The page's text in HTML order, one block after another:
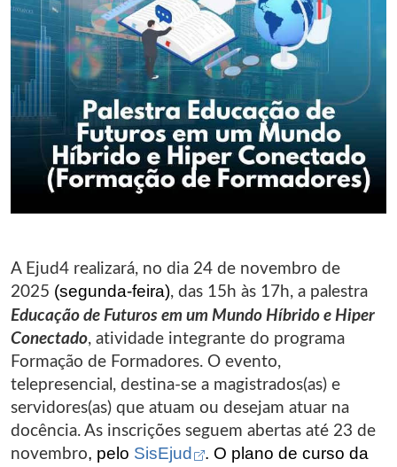
A Ejud4 realizará, no dia 24 de novembro de
2025 (segunda-feira), das 15h às 17h, a palestra
Educação de Futuros em um Mundo Híbrido e Hiper
Conectado, atividade integrante do programa
Formação de Formadores. O evento,
telepresencial, destina-se a magistrados(as) e
servidores(as) que atuam ou desejam atuar na
docência. As inscrições seguem abertas até 23 de
novembro, pelo SisEjud Abre em nova aba
. O plano de curso da